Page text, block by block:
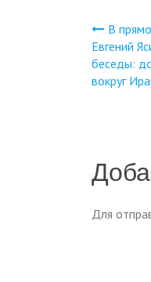
по
В
Евгений
беседы:
вокруг
Для